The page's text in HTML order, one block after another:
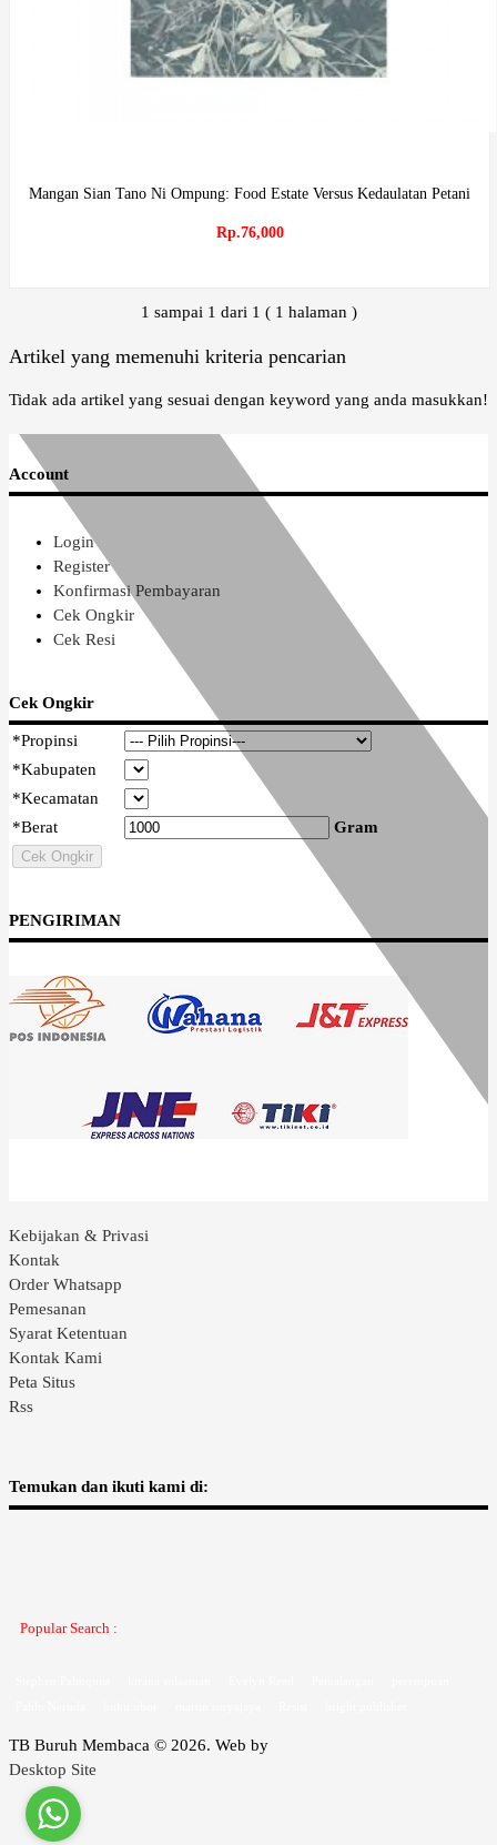
Mangan Sian Tano Ni Ompung: Food Estate Versus Kedaulatan Petani
Rp.76,000
1 sampai 1 dari 1 ( 1 halaman )
Artikel yang memenuhi kriteria pencarian
Tidak ada artikel yang sesuai dengan keyword yang anda masukkan!
Account
Login
Register
Konfirmasi Pembayaran
Cek Ongkir
Cek Resi
Cek Ongkir
*Propinsi
*Kabupaten
*Kecamatan
*Berat Gram
Cek Ongkir
PENGIRIMAN
Kebijakan & Privasi
Kontak
Order Whatsapp
Pemesanan
Syarat Ketentuan
Kontak Kami
Peta Situs
Rss
Temukan dan ikuti kami di:
Popular Search :
TB Buruh Membaca © 2026. Web by
Desktop Site